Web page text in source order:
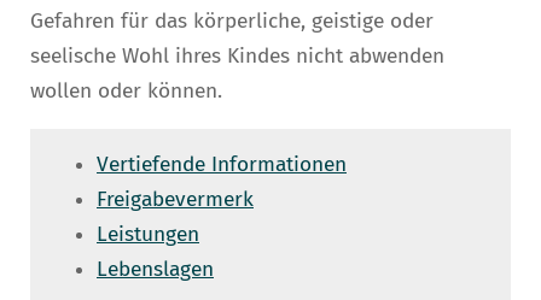
Gefahren für das körperliche, geistige oder
seelische Wohl ihres Kindes nicht abwenden
wollen oder können.
Vertiefende Informationen
Freigabevermerk
Leistungen
Lebenslagen